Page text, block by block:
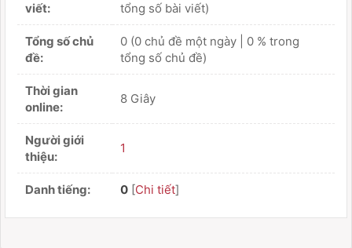
viết:
tổng số bài viết)
Tổng số chủ
đề:
0 (0 chủ đề một ngày | 0 % trong
tổng số chủ đề)
Thời gian
online:
8 Giây
Người giới
thiệu:
1
Danh tiếng: 0 [Chi tiết]